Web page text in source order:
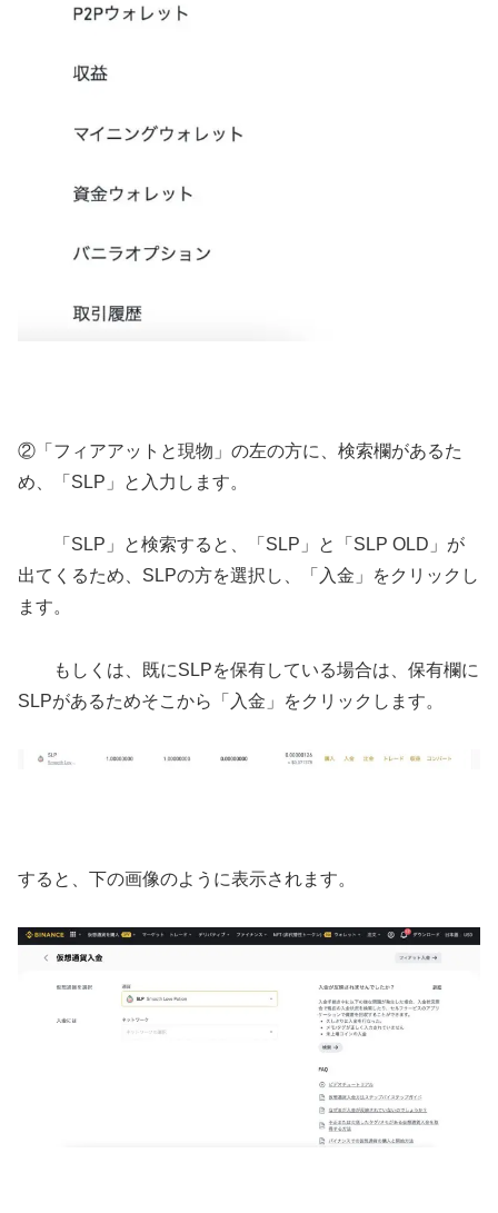
②「フィアアットと現物」の左の方に、検索欄があるた
め、「SLP」と入力します。
「SLP」と検索すると、「SLP」と「SLP OLD」が
出てくるため、SLPの方を選択し、「入金」をクリックし
ます。
もしくは、既にSLPを保有している場合は、保有欄に
SLPがあるためそこから「入金」をクリックします。
すると、下の画像のように表示されます。